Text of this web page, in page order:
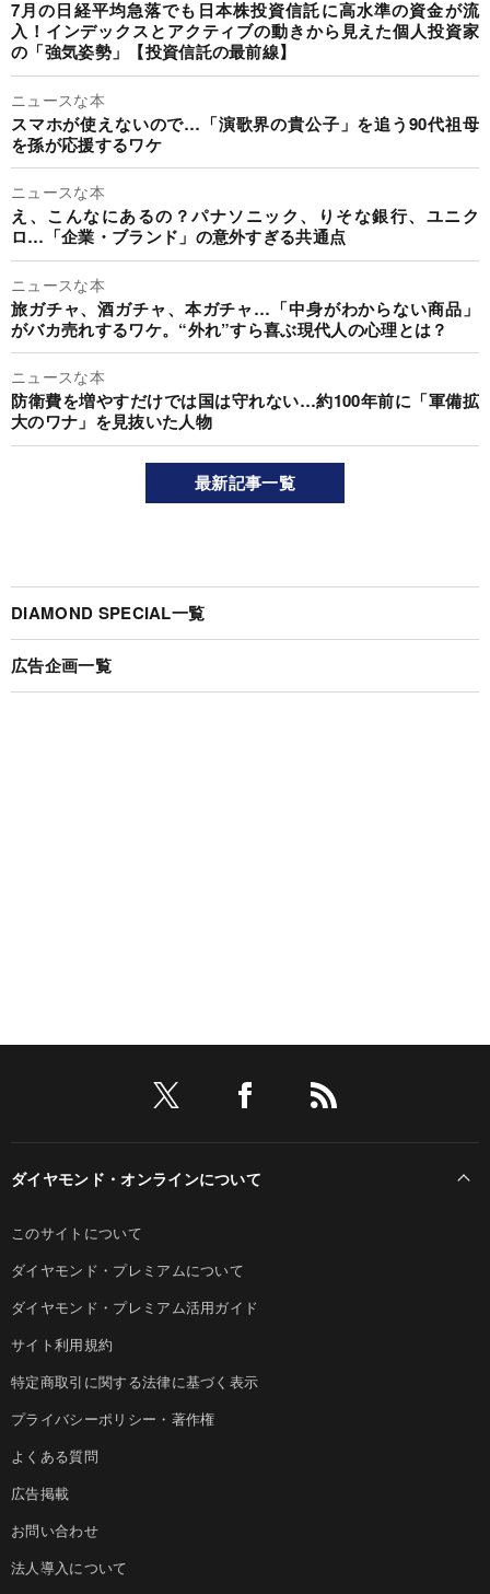
7月の日経平均急落でも日本株投資信託に高水準の資金が流
入！インデックスとアクティブの動きから見えた個人投資家
の「強気姿勢」【投資信託の最前線】
ニュースな本
スマホが使えないので…「演歌界の貴公子」を追う90代祖母
を孫が応援するワケ
ニュースな本
え、こんなにあるの？パナソニック、りそな銀行、ユニク
ロ…「企業・ブランド」の意外すぎる共通点
ニュースな本
旅ガチャ、酒ガチャ、本ガチャ…「中身がわからない商品」
がバカ売れするワケ。“外れ”すら喜ぶ現代人の心理とは？
ニュースな本
防衛費を増やすだけでは国は守れない…約100年前に「軍備拡
大のワナ」を見抜いた人物
最新記事一覧
DIAMOND SPECIAL一覧
広告企画一覧
ダイヤモンド・オンラインについて
このサイトについて
ダイヤモンド・プレミアムについて
ダイヤモンド・プレミアム活用ガイド
サイト利用規約
特定商取引に関する法律に基づく表示
プライバシーポリシー・著作権
よくある質問
広告掲載
お問い合わせ
法人導入について